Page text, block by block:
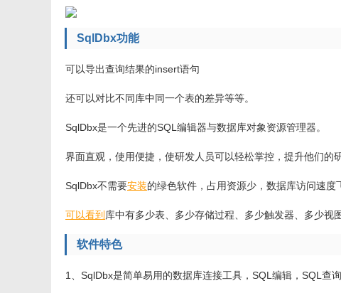
SqlDbx功能
可以导出查询结果的insert语句
还可以对比不同库中同一个表的差异等等。
SqlDbx是一个先进的SQL编辑器与数据库对象资源管理器。
界面直观，使用便捷，使研发人员可以轻松掌控，提升他们的
SqlDbx不需要安装的绿色软件，占用资源少，数据库访问速度
可以看到 库中有多少表、多少存储过程、多少触发器、多少视
软件特色
1、SqlDbx是简单易用的数据库连接工具，SQL编辑，SQL查询